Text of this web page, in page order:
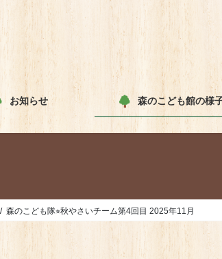
お知らせ 森のこども館の様
森のこども隊⭐︎秋やさいチーム第4回目 2025年11月